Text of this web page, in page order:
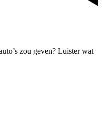
zou geven? Luister wat